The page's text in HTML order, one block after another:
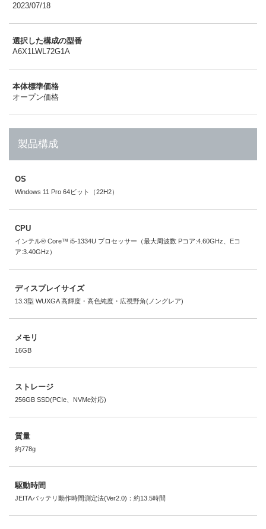
2023/07/18
選択した構成の型番
A6X1LWL72G1A
本体標準価格
オープン価格
製品構成
OS
Windows 11 Pro 64ビット（22H2）
CPU
インテル® Core™ i5-1334U プロセッサー（最大周波数 Pコア:4.60GHz、Eコ
ア:3.40GHz）
ディスプレイサイズ
13.3型 WUXGA 高輝度・高色純度・広視野角(ノングレア)
メモリ
16GB
ストレージ
256GB SSD(PCIe、NVMe対応)
質量
約778g
駆動時間
JEITAバッテリ動作時間測定法(Ver2.0)：約13.5時間